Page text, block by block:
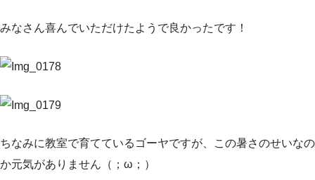
みなさん喜んでいただけたようで良かったです！
ちなみに教室で育てているゴーヤですが、この暑さのせいなの
か元気がありません（；ω；）